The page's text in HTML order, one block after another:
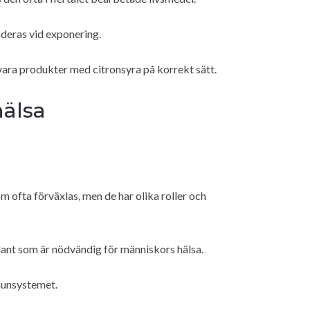
vid exponering.
produkter med citronsyra på korrekt sätt.
ofta förväxlas, men de har olika roller och
som är nödvändig för människors hälsa.